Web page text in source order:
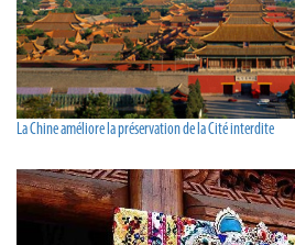
La Chine améliore la préservation de la Cité interdite